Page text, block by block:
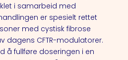
i samarbeid med
er spesielt rettet
med cystisk fibrose
dagens CFTR-modulatorer.
å fullføre doseringen i en